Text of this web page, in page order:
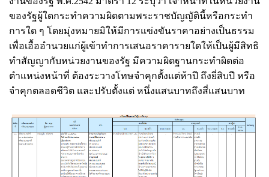
ของรัฐผู้ใดกระทำความผิดตามพระราชบัญญัตินี้หรือกระทำ
การใด ๆ โดยมุ่งหมายมิให้มีการแข่งขันราคาอย่างเป็นธรรม
เพื่อเอื้ออำนวยแก่ผู้เข้าทำการเสนอราคารายใดให้เป็นผู้มีสิทธิ
ทำสัญญากับหน่วยงานของรัฐ มีความผิดฐานกระทำผิดต่อ
ตำแหน่งหน้าที่ ต้องระวางโทษจำคุกตั้งแต่ห้าปี ถึงยี่สิบปี หรือ
จำคุกตลอดชีวิต และปรับตั้งแต่ หนึ่งแสนบาทถึงสี่แสนบาท